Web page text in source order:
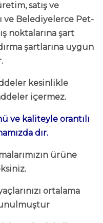
satış ve
ve Belediyelerce Pet-
noktalarına şart
şartlarına uygun
kesinlikle
içermez.
ve kaliteyle orantılı
dır.
ürüne
ortalama